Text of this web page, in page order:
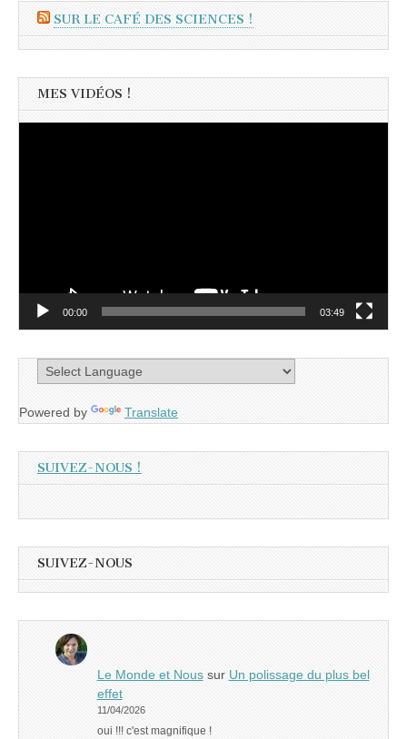
SUR LE CAFÉ DES SCIENCES !
MES VIDÉOS !
00:00 03:49
Powered by Translate
SUIVEZ-NOUS !
SUIVEZ-NOUS
Le Monde et Noussur Un polissage du plus bel
effet
11/04/2026
oui !!! c'est magnifique !